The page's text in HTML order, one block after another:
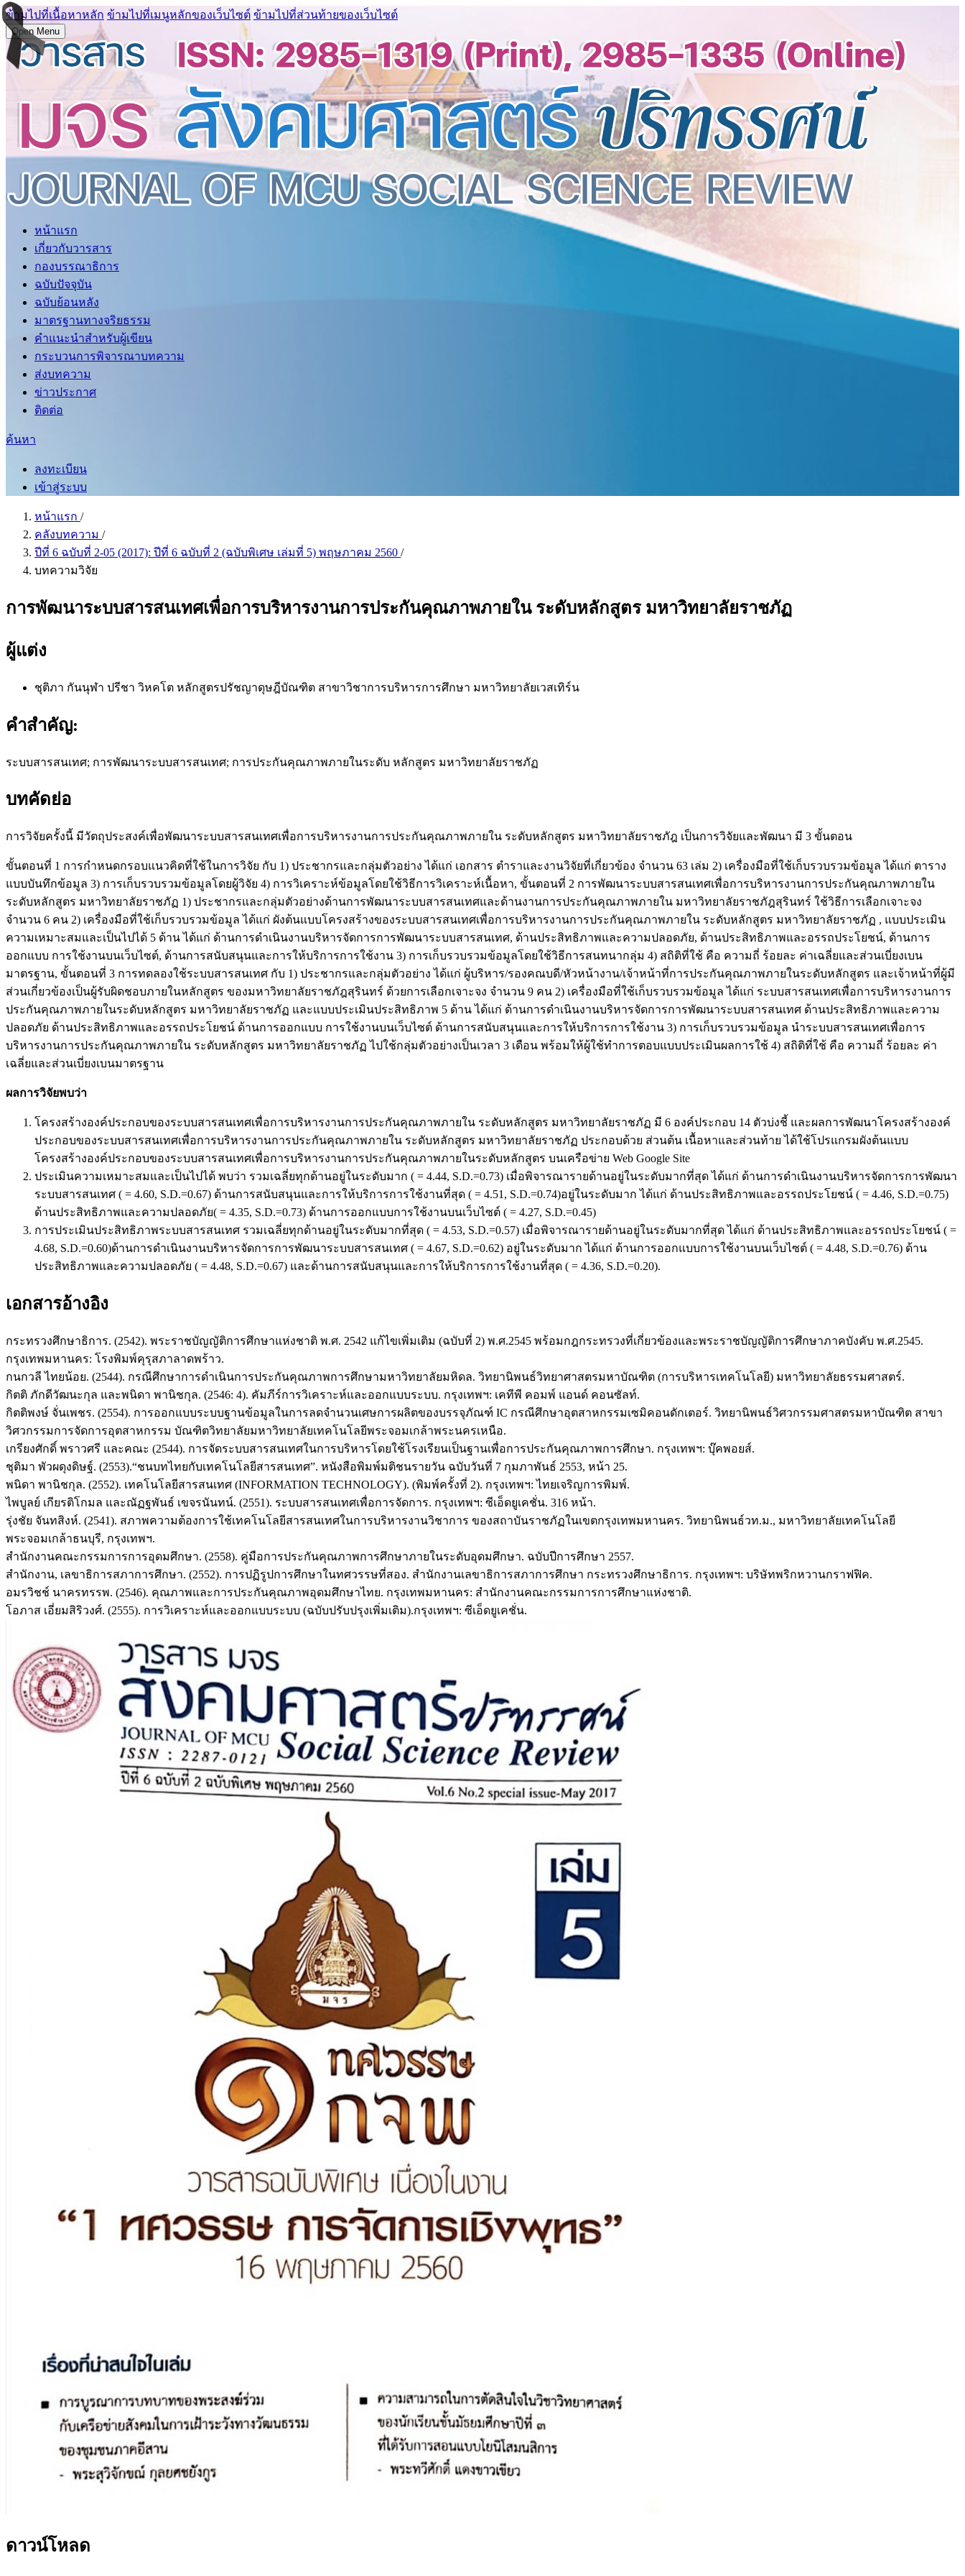
ข้ามไปที่เนื้อหาหลัก ข้ามไปที่เมนูหลักของเว็บไซต์ ข้ามไปที่ส่วนท้ายของเว็บไซต์
Open Menu
หน้าแรก
เกี่ยวกับวารสาร
กองบรรณาธิการ
ฉบับปัจจุบัน
ฉบับย้อนหลัง
มาตรฐานทางจริยธรรม
คำแนะนำสำหรับผู้เขียน
กระบวนการพิจารณาบทความ
ส่งบทความ
ข่าวประกาศ
ติดต่อ
ค้นหา
ลงทะเบียน
เข้าสู่ระบบ
หน้าแรก /
คลังบทความ /
ปีที่ 6 ฉบับที่ 2-05 (2017): ปีที่ 6 ฉบับที่ 2 (ฉบับพิเศษ เล่มที่ 5) พฤษภาคม 2560 /
บทความวิจัย
การพัฒนาระบบสารสนเทศเพื่อการบริหารงานการประกันคุณภาพภายใน ระดับหลักสูตร มหาวิทยาลัยราชภัฏ
ผู้แต่ง
ชุติภา กันนุฬา ปรีชา วิหคโต หลักสูตรปรัชญาดุษฎีบัณฑิต สาขาวิชาการบริหารการศึกษา มหาวิทยาลัยเวสเทิร์น
คำสำคัญ:
ระบบสารสนเทศ; การพัฒนาระบบสารสนเทศ; การประกันคุณภาพภายในระดับ หลักสูตร มหาวิทยาลัยราชภัฏ
บทคัดย่อ
การวิจัยครั้งนี้ มีวัตถุประสงค์เพื่อพัฒนาระบบสารสนเทศเพื่อการบริหารงานการประกันคุณภาพภายใน ระดับหลักสูตร มหาวิทยาลัยราชภัฎ เป็นการวิจัยและพัฒนา มี 3 ขั้นตอน
ขั้นตอนที่ 1 การกำหนดกรอบแนวคิดที่ใช้ในการวิจัย กับ 1) ประชากรและกลุ่มตัวอย่าง ได้แก่ เอกสาร ตำราและงานวิจัยที่เกี่ยวข้อง จำนวน 63 เล่ม 2) เครื่องมือที่ใช้เก็บรวบรวมข้อมูล ได้แก่ ตาราง
แบบบันทึกข้อมูล 3) การเก็บรวบรวมข้อมูลโดยผู้วิจัย 4) การวิเคราะห์ข้อมูลโดยใช้วิธีการวิเคราะห์เนื้อหา, ขั้นตอนที่ 2 การพัฒนาระบบสารสนเทศเพื่อการบริหารงานการประกันคุณภาพภายใน
ระดับหลักสูตร มหาวิทยาลัยราชภัฏ 1) ประชากรและกลุ่มตัวอย่างด้านการพัฒนาระบบสารสนเทศและด้านงานการประกันคุณภาพภายใน มหาวิทยาลัยราชภัฎสุรินทร์ ใช้วิธีการเลือกเจาะจง
จำนวน 6 คน 2) เครื่องมือที่ใช้เก็บรวบรวมข้อมูล ได้แก่ ผังต้นแบบโครงสร้างของระบบสารสนเทศเพื่อการบริหารงานการประกันคุณภาพภายใน ระดับหลักสูตร มหาวิทยาลัยราชภัฏ , แบบประเมิน
ความเหมาะสมและเป็นไปได้ 5 ด้าน ได้แก่ ด้านการดำเนินงานบริหารจัดการการพัฒนาระบบสารสนเทศ, ด้านประสิทธิภาพและความปลอดภัย, ด้านประสิทธิภาพและอรรถประโยชน์, ด้านการ
ออกแบบ การใช้งานบนเว็บไซต์, ด้านการสนับสนุนและการให้บริการการใช้งาน 3) การเก็บรวบรวมข้อมูลโดยใช้วิธีการสนทนากลุ่ม 4) สถิติที่ใช้ คือ ความถี่ ร้อยละ ค่าเฉลี่ยและส่วนเบี่ยงเบน
มาตรฐาน, ขั้นตอนที่ 3 การทดลองใช้ระบบสารสนเทศ กับ 1) ประชากรและกลุ่มตัวอย่าง ได้แก่ ผู้บริหาร/รองคณบดี/หัวหน้างาน/เจ้าหน้าที่การประกันคุณภาพภายในระดับหลักสูตร และเจ้าหน้าที่ผู้มี
ส่วนเกี่ยวข้องเป็นผู้รับผิดชอบภายในหลักสูตร ของมหาวิทยาลัยราชภัฎสุรินทร์ ด้วยการเลือกเจาะจง จำนวน 9 คน 2) เครื่องมือที่ใช้เก็บรวบรวมข้อมูล ได้แก่ ระบบสารสนเทศเพื่อการบริหารงานการ
ประกันคุณภาพภายในระดับหลักสูตร มหาวิทยาลัยราชภัฏ และแบบประเมินประสิทธิภาพ 5 ด้าน ได้แก่ ด้านการดำเนินงานบริหารจัดการการพัฒนาระบบสารสนเทศ ด้านประสิทธิภาพและความ
ปลอดภัย ด้านประสิทธิภาพและอรรถประโยชน์ ด้านการออกแบบ การใช้งานบนเว็บไซต์ ด้านการสนับสนุนและการให้บริการการใช้งาน 3) การเก็บรวบรวมข้อมูล นำระบบสารสนเทศเพื่อการ
บริหารงานการประกันคุณภาพภายใน ระดับหลักสูตร มหาวิทยาลัยราชภัฏ ไปใช้กลุ่มตัวอย่างเป็นเวลา 3 เดือน พร้อมให้ผู้ใช้ทำการตอบแบบประเมินผลการใช้ 4) สถิติที่ใช้ คือ ความถี่ ร้อยละ ค่า
เฉลี่ยและส่วนเบี่ยงเบนมาตรฐาน
ผลการวิจัยพบว่า
โครงสร้างองค์ประกอบของระบบสารสนเทศเพื่อการบริหารงานการประกันคุณภาพภายใน ระดับหลักสูตร มหาวิทยาลัยราชภัฏ มี 6 องค์ประกอบ 14 ตัวบ่งชี้ และผลการพัฒนาโครงสร้างองค์
ประกอบของระบบสารสนเทศเพื่อการบริหารงานการประกันคุณภาพภายใน ระดับหลักสูตร มหาวิทยาลัยราชภัฏ ประกอบด้วย ส่วนต้น เนื้อหาและส่วนท้าย ได้ใช้โปรแกรมผังต้นแบบ
โครงสร้างองค์ประกอบของระบบสารสนเทศเพื่อการบริหารงานการประกันคุณภาพภายในระดับหลักสูตร บนเครือข่าย Web Google Site
ประเมินความเหมาะสมและเป็นไปได้ พบว่า รวมเฉลี่ยทุกด้านอยู่ในระดับมาก ( = 4.44, S.D.=0.73) เมื่อพิจารณารายด้านอยู่ในระดับมากที่สุด ได้แก่ ด้านการดำเนินงานบริหารจัดการการพัฒนา
ระบบสารสนเทศ ( = 4.60, S.D.=0.67) ด้านการสนับสนุนและการให้บริการการใช้งานที่สุด ( = 4.51, S.D.=0.74)อยู่ในระดับมาก ได้แก่ ด้านประสิทธิภาพและอรรถประโยชน์ ( = 4.46, S.D.=0.75)
ด้านประสิทธิภาพและความปลอดภัย( = 4.35, S.D.=0.73) ด้านการออกแบบการใช้งานบนเว็บไซต์ ( = 4.27, S.D.=0.45)
การประเมินประสิทธิภาพระบบสารสนเทศ รวมเฉลี่ยทุกด้านอยู่ในระดับมากที่สุด ( = 4.53, S.D.=0.57) เมื่อพิจารณารายด้านอยู่ในระดับมากที่สุด ได้แก่ ด้านประสิทธิภาพและอรรถประโยชน์ ( =
4.68, S.D.=0.60)ด้านการดำเนินงานบริหารจัดการการพัฒนาระบบสารสนเทศ ( = 4.67, S.D.=0.62) อยู่ในระดับมาก ได้แก่ ด้านการออกแบบการใช้งานบนเว็บไซต์ ( = 4.48, S.D.=0.76) ด้าน
ประสิทธิภาพและความปลอดภัย ( = 4.48, S.D.=0.67) และด้านการสนับสนุนและการให้บริการการใช้งานที่สุด ( = 4.36, S.D.=0.20).
เอกสารอ้างอิง
กระทรวงศึกษาธิการ. (2542). พระราชบัญญัติการศึกษาแห่งชาติ พ.ศ. 2542 แก้ไขเพิ่มเติม (ฉบับที่ 2) พ.ศ.2545 พร้อมกฎกระทรวงที่เกี่ยวข้องและพระราชบัญญัติการศึกษาภาคบังคับ พ.ศ.2545.
กรุงเทพมหานคร: โรงพิมพ์คุรุสภาลาดพร้าว.
กนกวลี ไทยน้อย. (2544). กรณีศึกษาการดำเนินการประกันคุณภาพการศึกษามหาวิทยาลัยมหิดล. วิทยานิพนธ์วิทยาศาสตรมหาบัณฑิต (การบริหารเทคโนโลยี) มหาวิทยาลัยธรรมศาสตร์.
กิตติ ภักดีวัฒนะกุล และพนิดา พานิชกุล. (2546: 4). คัมภีร์การวิเคราะห์และออกแบบระบบ. กรุงเทพฯ: เคทีพี คอมพ์ แอนด์ คอนซัลท์.
กิตติพงษ์ จั่นเพชร. (2554). การออกแบบระบบฐานข้อมูลในการลดจำนวนเศษการผลิตของบรรจุภัณฑ์ IC กรณีศึกษาอุตสาหกรรมเซมิคอนดักเตอร์. วิทยานิพนธ์วิศวกรรมศาสตรมหาบัณฑิต สาขา
วิศวกรรมการจัดการอุตสาหกรรม บัณฑิตวิทยาลัยมหาวิทยาลัยเทคโนโลยีพระจอมเกล้าพระนครเหนือ.
เกรียงศักดิ์ พราวศรี และคณะ (2544). การจัดระบบสารสนเทศในการบริหารโดยใช้โรงเรียนเป็นฐานเพื่อการประกันคุณภาพการศึกษา. กรุงเทพฯ: บุ๊คพอยส์.
ชุติมา พัวผดุงดิษฐ์. (2553).“ชนบทไทยกับเทคโนโลยีสารสนเทศ”. หนังสือพิมพ์มติชนรายวัน ฉบับวันที่ 7 กุมภาพันธ์ 2553, หน้า 25.
พนิดา พานิชกุล. (2552). เทคโนโลยีสารสนเทศ (INFORMATION TECHNOLOGY). (พิมพ์ครั้งที่ 2). กรุงเทพฯ: ไทยเจริญการพิมพ์.
ไพบูลย์ เกียรติโกมล และณัฏฐพันธ์ เขจรนันทน์. (2551). ระบบสารสนเทศเพื่อการจัดการ. กรุงเทพฯ: ซีเอ็ดยูเคชั่น. 316 หน้า.
รุ่งชัย จันทสิงห์. (2541). สภาพความต้องการใช้เทคโนโลยีสารสนเทศในการบริหารงานวิชาการ ของสถาบันราชภัฏในเขตกรุงเทพมหานคร. วิทยานิพนธ์วท.ม., มหาวิทยาลัยเทคโนโลยี
พระจอมเกล้าธนบุรี, กรุงเทพฯ.
สำนักงานคณะกรรมการการอุดมศึกษา. (2558). คู่มือการประกันคุณภาพการศึกษาภายในระดับอุดมศึกษา. ฉบับปีการศึกษา 2557.
สำนักงาน, เลขาธิการสภาการศึกษา. (2552). การปฏิรูปการศึกษาในทศวรรษที่สอง. สำนักงานเลขาธิการสภาการศึกษา กระทรวงศึกษาธิการ. กรุงเทพฯ: บริษัทพริกหวานกราฟฟิค.
อมรวิชช์ นาครทรรพ. (2546). คุณภาพและการประกันคุณภาพอุดมศึกษาไทย. กรุงเทพมหานคร: สำนักงานคณะกรรมการการศึกษาแห่งชาติ.
โอภาส เอี่ยมสิริวงศ์. (2555). การวิเคราะห์และออกแบบระบบ (ฉบับปรับปรุงเพิ่มเติม).กรุงเทพฯ: ซีเอ็ดยูเคชั่น.
ดาวน์โหลด